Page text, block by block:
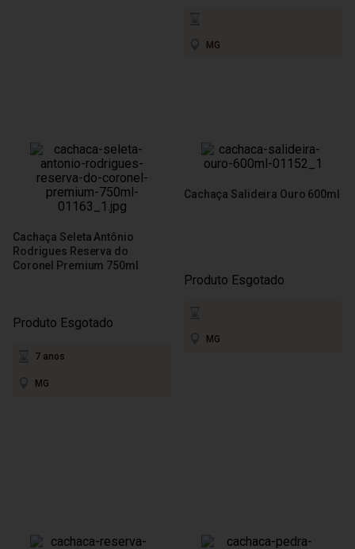
MG
Cachaça Seleta Antônio
Rodrigues Reserva do
Coronel Premium 750ml
Produto Esgotado
7 anos
MG
Cachaça Salideira Ouro 600ml
Produto Esgotado
MG